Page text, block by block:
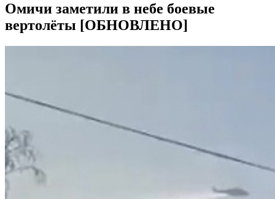
Омичи заметили в небе боевые
вертолёты [ОБНОВЛЕНО]